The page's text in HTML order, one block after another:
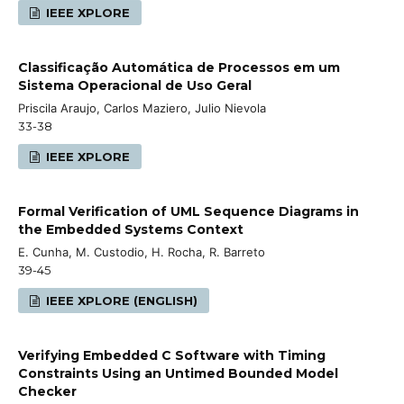
IEEE XPLORE
Classificação Automática de Processos em um
Sistema Operacional de Uso Geral
Priscila Araujo, Carlos Maziero, Julio Nievola
33-38
IEEE XPLORE
Formal Verification of UML Sequence Diagrams in
the Embedded Systems Context
E. Cunha, M. Custodio, H. Rocha, R. Barreto
39-45
IEEE XPLORE (ENGLISH)
Verifying Embedded C Software with Timing
Constraints Using an Untimed Bounded Model
Checker